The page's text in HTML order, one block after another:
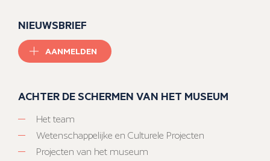
NIEUWSBRIEF
AANMELDEN
ACHTER DE SCHERMEN VAN HET MUSEUM
Het team
Wetenschappelijke en Culturele Projecten
Projecten van het museum